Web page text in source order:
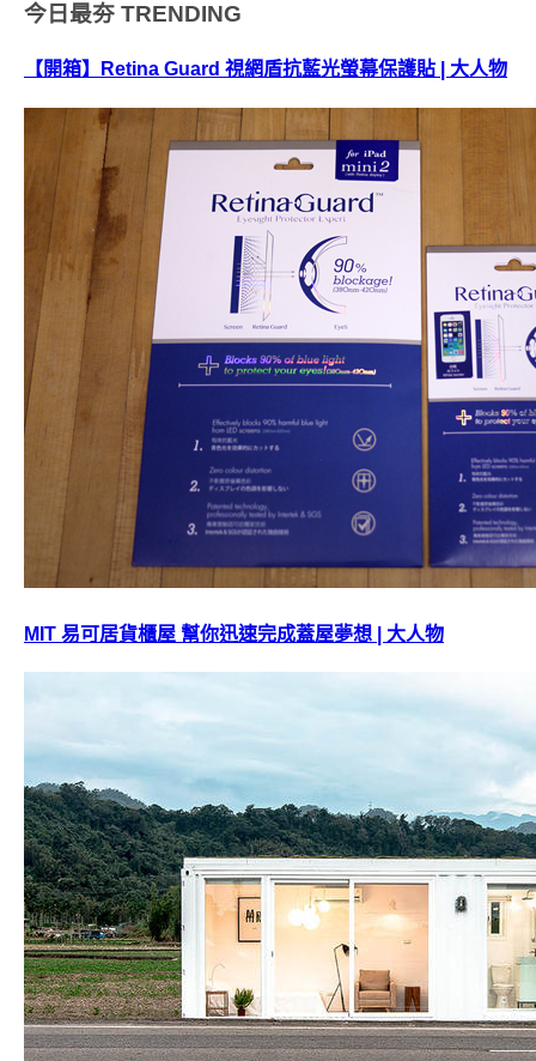
今日最夯 TRENDING
【開箱】Retina Guard 視網盾抗藍光螢幕保護貼 | 大人物
MIT 易可居貨櫃屋 幫你迅速完成蓋屋夢想 | 大人物